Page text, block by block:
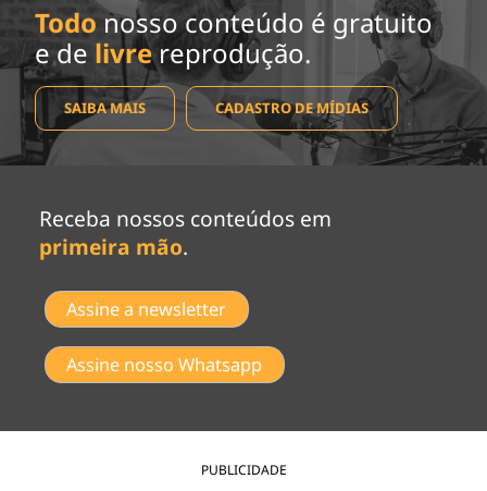
Todo nosso conteúdo é gratuito
e de livrereprodução.
SAIBA MAIS CADASTRO DE MÍDIAS
Receba nossos conteúdos em
primeira mão.
Assine a newsletter
Assine nosso Whatsapp
PUBLICIDADE